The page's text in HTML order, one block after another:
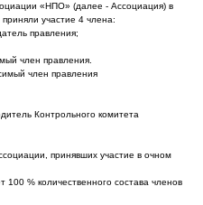
«НПО» (далее - Ассоциация) в
участие 4 члена:
правления;
член правления.
член правления
Контрольного комитета
принявших участие в очном
100 % количественного состава членов